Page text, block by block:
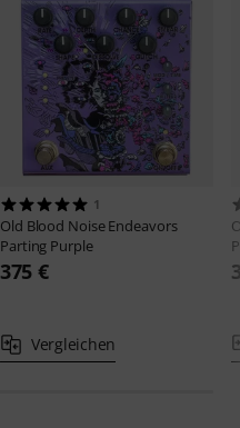
1
Old Blood Noise Endeavors
Parting Purple
375 €
Vergleichen